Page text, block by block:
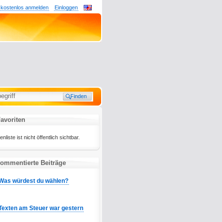
Einloggen
anmelden
ist nicht öffentlich sichtbar.
Beiträge
würdest du wählen?
am Steuer war gestern